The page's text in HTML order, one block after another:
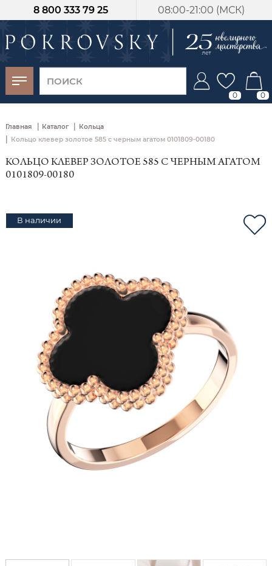
08:00-21:00 (МСК)
8 800 333 79 25
0 0
Главная | Каталог | Кольца
| Кольцо клевер золотое 585 с черным агатом 0101809-00180
КОЛЬЦО КЛЕВЕР ЗОЛОТОЕ 585 С ЧЕРНЫМ АГАТОМ
0101809-00180
В наличии
-30%
от 15 дней с
момента оплаты